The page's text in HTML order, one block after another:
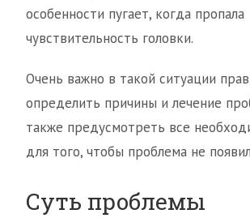
особенности пугает, когда пропала
чувствительность головки.
Очень важно в такой ситуации
определить причины и лечение
также предусмотреть все
для того, чтобы проблема не
Суть проблемы